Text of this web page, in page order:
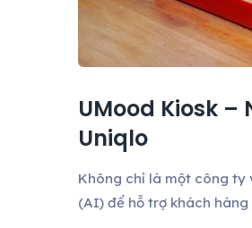
UMood Kiosk
Uniqlo
Không chỉ là một công ty
(AI) để hỗ trợ khách